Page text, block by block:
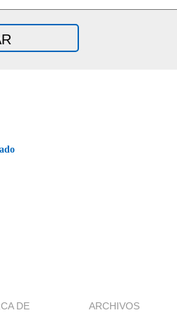
DE ARCHIVOS